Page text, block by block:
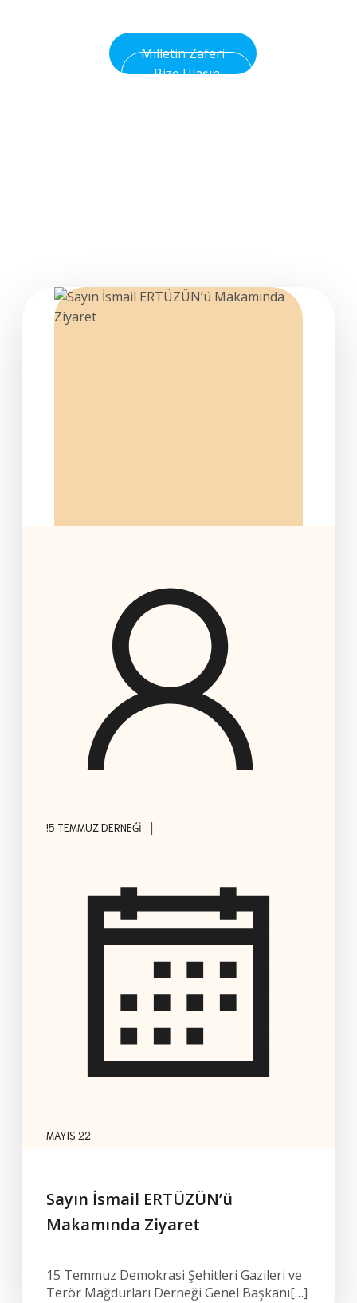
Milletin Zaferi
Bize Ulaşın
!5 TEMMUZ DERNEĞI |
MAYIS 22
Sayın İsmail ERTÜZÜN’ü
Makamında Ziyaret
15 Temmuz Demokrasi Şehitleri Gazileri ve
Terör Mağdurları Derneği Genel Başkanı[…]